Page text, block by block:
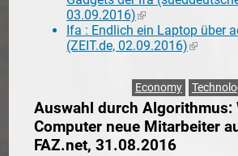
03.09.2016)(link is external)
Ifa : Endlich ein Laptop über
(ZEIT.de, 02.09.2016)(link is
Economy
Auswahl durch Algorithmus:
Computer neue Mitarbeiter
FAZ.net, 31.08.2016